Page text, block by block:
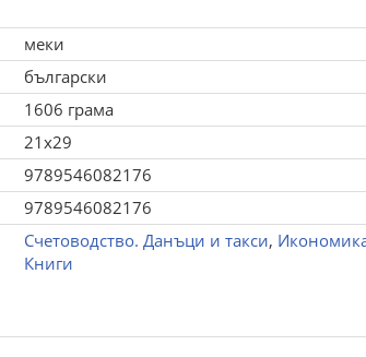
меки
български
1606 грама
21x29
9789546082176
9789546082176
Счетоводство. Данъци и такси,
Книги